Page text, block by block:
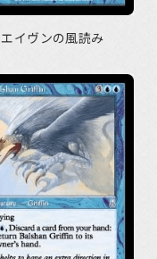
エイヴンの風読み